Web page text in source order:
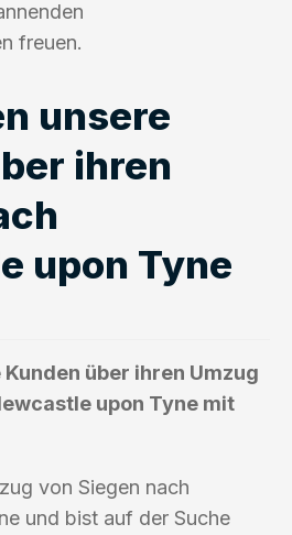
freuen.
unsere
ihren
upon Tyne
über ihren Umzug
upon Tyne mit
von Siegen nach
und bist auf der Suche